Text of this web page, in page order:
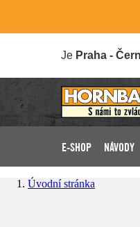
Je Praha -
E-SHOP NÁVODY
Úvodní stránka